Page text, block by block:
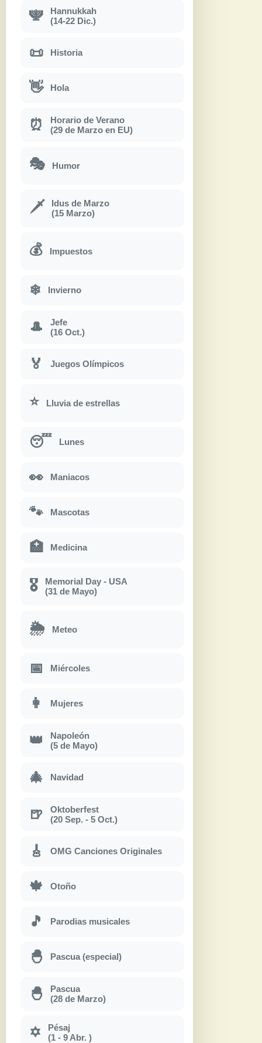
🕎
Hannukkah
(14-22 Dic.)
📜 Historia
👋 Hola
⏰
Horario de Verano
(29 de Marzo en EU)
🎭 Humor
🗡
Idus de Marzo
(15 Marzo)
💰 Impuestos
❄ Invierno
🎩
Jefe
(16 Oct.)
🏅 Juegos Olímpicos
⭐ Lluvia de estrellas
😴 Lunes
👀 Maniacos
🐾 Mascotas
🏥 Medicina
🎖
Memorial Day - USA
(31 de Mayo)
🌦 Meteo
📅 Miércoles
👩 Mujeres
👑
Napoleón
(5 de Mayo)
🎄 Navidad
🍺
Oktoberfest
(20 Sep. - 5 Oct.)
🎸 OMG Canciones Originales
🍁 Otoño
🎵 Parodias musicales
🐣 Pascua (especial)
🐣
Pascua
(28 de Marzo)
✡
Pésaj
(1 - 9 Abr. )